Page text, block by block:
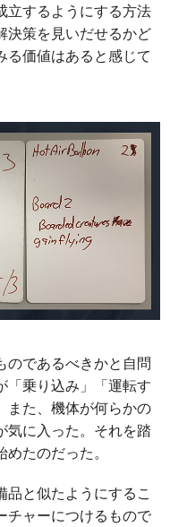
立するようにする方法
決策を見いだせるかど
る価値はあると感じて
であるべきかと自問
「乗り込み」「運転す
また、機体が何らかの
気に入った。それを踏
たのだった。
と似たようにするこ
チャーにつけるもので